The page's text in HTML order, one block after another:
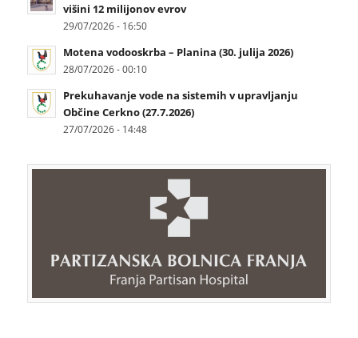
višini 12 milijonov evrov
29/07/2026 - 16:50
Motena vodooskrba – Planina (30. julija 2026)
28/07/2026 - 00:10
Prekuhavanje vode na sistemih v upravljanju
Občine Cerkno (27.7.2026)
27/07/2026 - 14:48